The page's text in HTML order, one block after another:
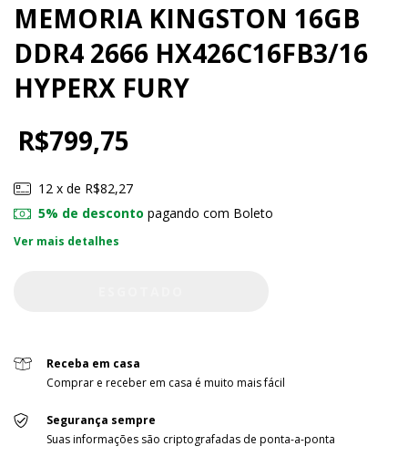
MEMORIA KINGSTON 16GB
DDR4 2666 HX426C16FB3/16
HYPERX FURY
R$799,75
12 x de R$82,27
5% de desconto pagando com Boleto
Ver mais detalhes
Receba em casa
Comprar e receber em casa é muito mais fácil
Segurança sempre
Suas informações são criptografadas de ponta-a-ponta